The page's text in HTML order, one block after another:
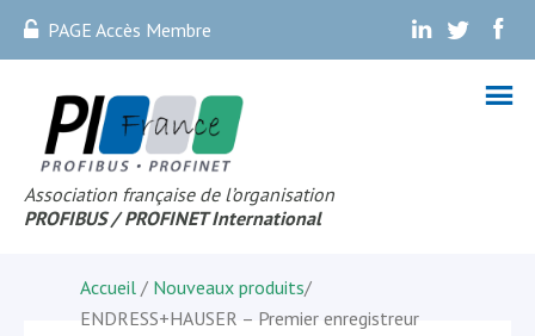
PAGE Accès Membre . . .
Association française de l’organisation
PROFIBUS / PROFINET International
Accueil / Nouveaux produits/
ENDRESS+HAUSER – Premier enregistreur